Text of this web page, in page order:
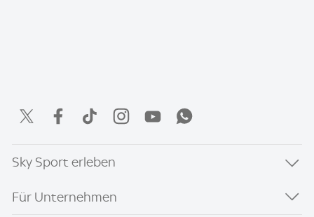
Sky Sport erleben
Für Unternehmen